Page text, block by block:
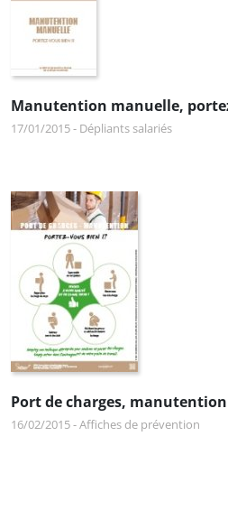
Manutention manuelle,
17/01/2015- Dépliants salariés
Port de charges,
16/02/2015-Affiches de prévention